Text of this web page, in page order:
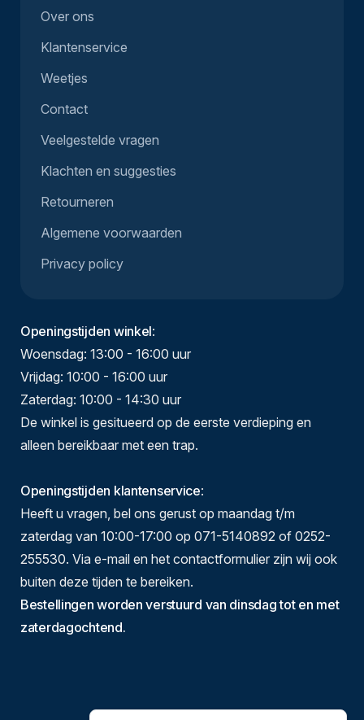
Over ons
Klantenservice
Weetjes
Contact
Veelgestelde vragen
Klachten en suggesties
Retourneren
Algemene voorwaarden
Privacy policy
Openingstijden winkel:
Woensdag: 13:00 - 16:00 uur
Vrijdag: 10:00 - 16:00 uur
Zaterdag: 10:00 - 14:30 uur
De winkel is gesitueerd op de eerste verdieping en
alleen bereikbaar met een trap.
Openingstijden klantenservice:
Heeft u vragen, bel ons gerust op maandag t/m
zaterdag van 10:00-17:00 op 071-5140892 of 0252-
255530. Via e-mail en het contactformulier zijn wij ook
buiten deze tijden te bereiken.
Bestellingen worden verstuurd van dinsdag tot en met
zaterdagochtend.